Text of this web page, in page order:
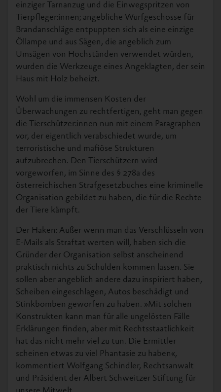
einziger Tarnanzug und die Einwegspritzen von
Tierpfleger:innen; angebliche Wurfgeschosse für
Brandanschläge entpuppten sich als eine einzige
Öllampe und aus Sägen, die angeblich zum
Umsägen von Hochständen verwendet würden,
wurden die Werkzeuge eines Angeklagten, der sein
Haus mit Holz beheizt.
Wohl um die immensen Kosten der
Überwachungen zu rechtfertigen, geht man gegen
die Tierschützer:innen nun mit einem Paragraphen
vor, der eigentlich verabschiedet wurde, um
terroristische und mafiöse Strukturen
aufzubrechen. Den Tierschützern wird
vorgeworfen, im Sinne des § 278a des
österreichischen Strafgesetzbuches eine kriminelle
Organisation gebildet zu haben, die für die Rechte
der Tiere kämpft.
Der Haken: Außer wenn man das Verschlüsseln von
E-Mails als Straftat werten will, haben sich die
Gründer der Organisation selbst anscheinend
praktisch nichts zu Schulden kommen lassen. Sie
sollen aber angeblich andere dazu inspiriert haben,
Scheiben eingeschlagen, Autos beschädigt und
Stinkbomben geworfen zu haben. »Mit solchen
Konstrukten kann man für alle ungelösten Fälle
Erklärungen finden, aber mit Rechtsstaatlichkeit
hat das nicht mehr viel zu tun. Die Ermittler
scheinen etwas zu viel Phantasie zu haben«,
kommentiert Wolfgang Schindler, Rechtsanwalt
und Präsident der Albert Schweitzer Stiftung für